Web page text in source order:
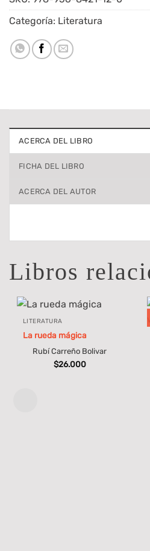
Categoría: Literatura
ACERCA DEL LIBRO
FICHA DEL LIBRO
ACERCA DEL AUTOR
Libros
LITERATURA
La rueda mágica
Rubí Carreño Bolivar
$26.000